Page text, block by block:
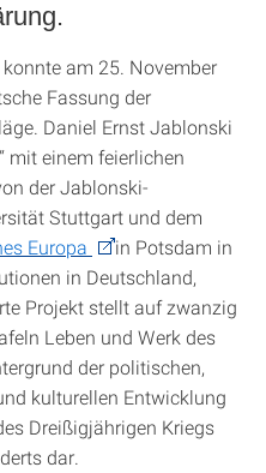
am 25. November
Fassung der
Daniel Ernst Jablonski
mit einem feierlichen
der Jablonski-
Stuttgart und dem
Europa
in Potsdam in
in Deutschland,
Projekt stellt auf zwanzig
Leben und Werk des
der politischen,
kulturellen Entwicklung
Dreißigjährigen Kriegs
dar.